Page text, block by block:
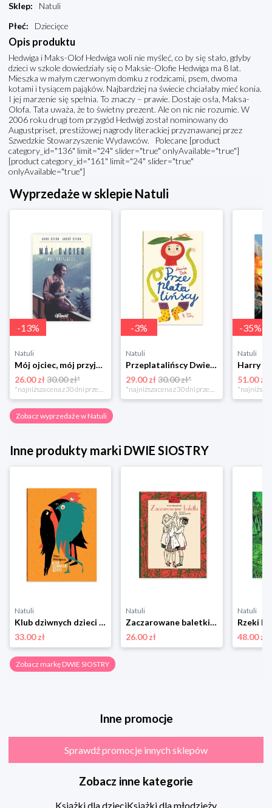
Sklep:
Natuli
Płeć: Dziecięce
Opis produktu
Hedwiga i Maks-Olof Hedwiga woli nie myśleć, co by się stało, gdyby
dzieci w szkole dowiedziały się o Maksie-Olofie Hedwiga ma 8 lat.
Mieszka w małym czerwonym domku z rodzicami, psem, dwoma
kotami i tysiącem pająków. Najbardziej na świecie chciałaby mieć konia.
I jej marzenie się spełnia. To znaczy – prawie. Dostaje osła, Maksa-
Olofa. Tata uważa, że to świetny prezent. Ale on nic nie rozumie. W
2006 roku drugi tom przygód Hedwigi został nominowany do
Augustpriset, prestiżowej nagrody literackiej przyznawanej przez
Szwedzkie Stowarzyszenie Wydawców. Polecane [product
category_id="136" limit="24" slider="true" onlyAvailable="true"]
[product category_id="161" limit="24" slider="true"
onlyAvailable="true"]
Wyprzedaże w sklepie Natuli
-13%
Natuli
Mój ojciec, mój przyjaciel Element
26.00 zł30.00 zł*
*najniższa cena z 30 dni przed obniżką
-3%
Natuli
Przeplatalińscy Dwie siostry
29.00 zł 30.00 zł*
*najniższa cena z 30 dni przed obniżką
-35%
Natuli
51.00 zł
Zobacz wyprzedaże w Natuli
Inne produkty marki DWIE SIOSTRY
Natuli
Klub dziwnych dzieci Dwie siostry
33.00 zł
Natuli
Zaczarowane baletki Dwie siostry
26.00 zł
Natuli
Rzeki
48.00 zł
Zobacz markę DWIE SIOSTRY
Inne promocje
Sprawdź promocje innych sklepów
Zobacz inne kategorie
Książki dla dzieciKsiążki dla młodzieży